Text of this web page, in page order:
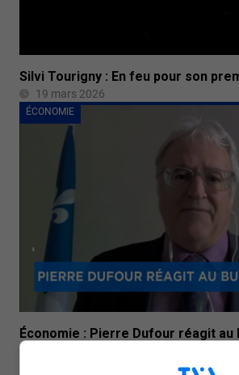
Silvi Tourigny : En feu pour son
19 mars 2026
ÉCONOMIE
Économie : Pierre Dufour réagit au